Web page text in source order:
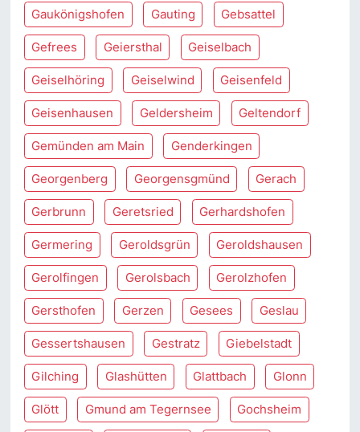
Gaukönigshofen Gauting Gebsattel
Gefrees Geiersthal Geiselbach
Geiselhöring Geiselwind Geisenfeld
Geisenhausen Geldersheim Geltendorf
Gemünden am Main Genderkingen
Georgenberg Georgensgmünd Gerach
Gerbrunn Geretsried Gerhardshofen
Germering Geroldsgrün Geroldshausen
Gerolfingen Gerolsbach Gerolzhofen
Gersthofen Gerzen Gesees Geslau
Gessertshausen Gestratz Giebelstadt
Gilching Glashütten Glattbach Glonn
Glött Gmund am Tegernsee Gochsheim